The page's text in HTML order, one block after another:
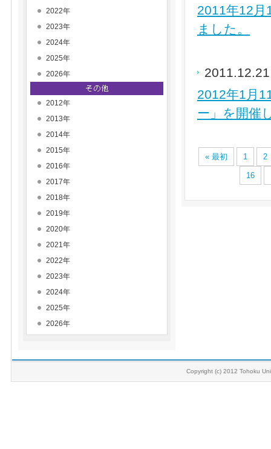
2011年12月
ました。
2012年1月
ー」を開催
« 最初 1 2
16
2022年
2023年
2024年
2025年
2026年
2012年
2013年
2014年
2015年
2016年
2017年
2018年
2019年
2020年
2021年
2022年
2023年
2024年
2025年
2026年
Copyright (c) 2012 Tohoku